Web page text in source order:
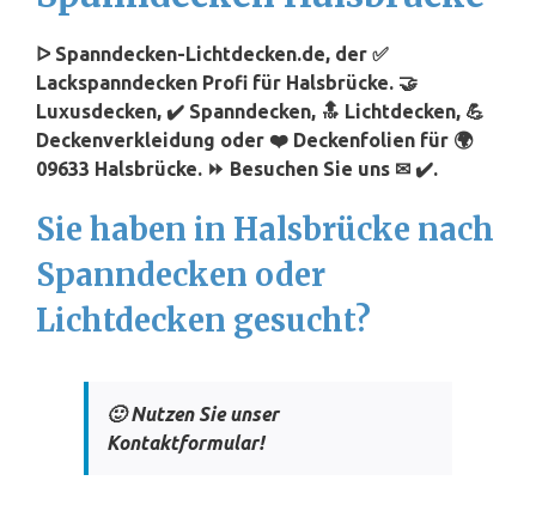
ᐅ Spanndecken-Lichtdecken.de, der ✅
Lackspanndecken Profi für Halsbrücke. 🤝
Luxusdecken, ✔️ Spanndecken, 🔝 Lichtdecken, 💪
Deckenverkleidung oder ❤️ Deckenfolien für 🌍
09633 Halsbrücke. ⏩ Besuchen Sie uns ✉ ✔️.
Sie haben in Halsbrücke nach
Spanndecken oder
Lichtdecken gesucht?
🙂 Nutzen Sie unser
Kontaktformular!